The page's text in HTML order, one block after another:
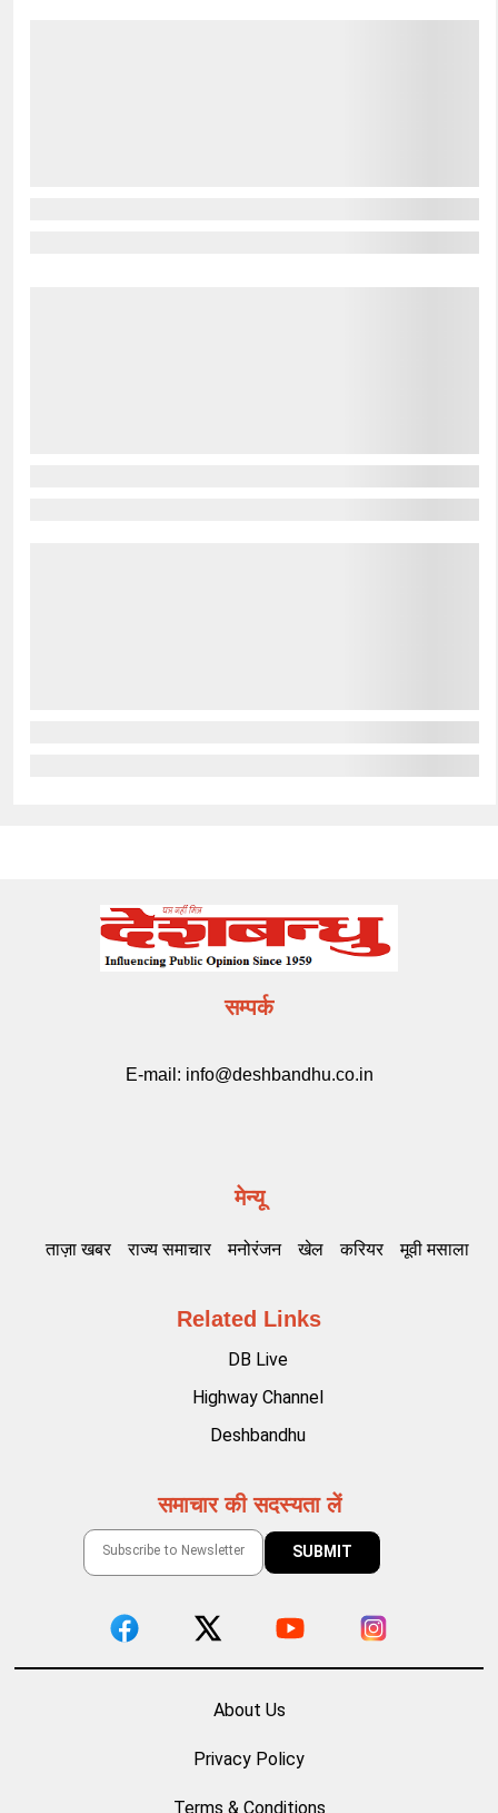
सम्पर्क
E-mail: info@deshbandhu.co.in
मेन्यू
ताज़ा खबर राज्य समाचार मनोरंजन खेल करियर मूवी मसाला
Related Links
DB Live
Highway Channel
Deshbandhu
समाचार की सदस्यता लें
About Us
Privacy Policy
Terms & Conditions